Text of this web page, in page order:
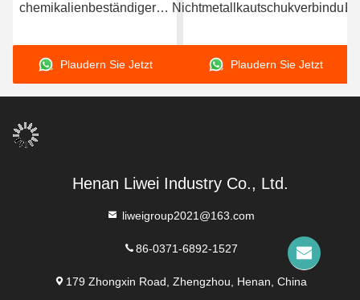
chemikalienbeständiger
Gummikompensator mit
hoher Flexibilität,
konzipiert für die
und korrosiven
Umgebungen
Plaudern Sie Jetzt
Nichtmetallkautschukverbindung
angeforderten Spezifikationen
Plaudern Sie Jetzt
Henan Liwei Industry Co., Ltd.
liweigroup2021@163.com
86-0371-6892-1527
179 Zhongxin Road, Zhengzhou, Henan, China